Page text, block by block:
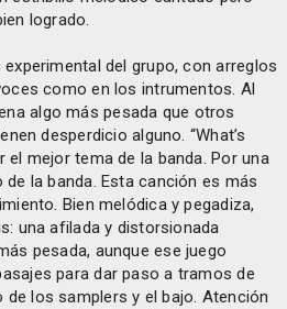
logrado.
del grupo, con arreglos
como en los intrumentos. Al
algo más pesada que otros
desperdicio alguno. “What’s
el mejor tema de la banda. Por una
la banda. Esta canción es más
Bien melódica y pegadiza,
una afilada y distorsionada
pesada, aunque ese juego
para dar paso a tramos de
los samplers y el bajo. Atención